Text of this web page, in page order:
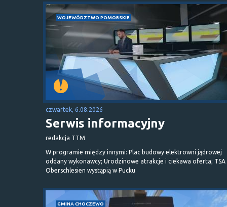
WOJEWÓDZTWO POMORSKIE
czwartek, 6.08.2026
Serwis informacyjny
redakcja TTM
W programie między innymi: Plac budowy elektrowni jądrowej
oddany wykonawcy; Urodzinowe atrakcje i ciekawa oferta; TSA
Oberschlesien wystąpią w Pucku
GMINA CHOCZEWO